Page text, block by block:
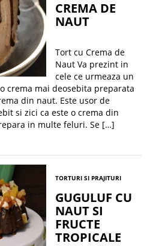
CREMA DE
NAUT
Tort cu Crema de
Naut Va prezint in
cele ce urmeaza un
crema mai deosebita preparata
din naut. Este usor de
si zici ca este o crema din
in multe feluri. Se […]
TORTURI SI PRAJITURI
GUGULUF CU
NAUT SI
FRUCTE
TROPICALE